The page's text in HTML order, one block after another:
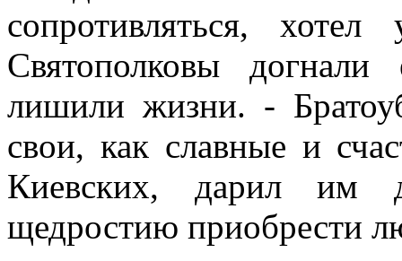
сопротивляться,
Святополковы
лишили жизни. -
свои, как славные и
Киевских, дарил им
щедростию приобрести